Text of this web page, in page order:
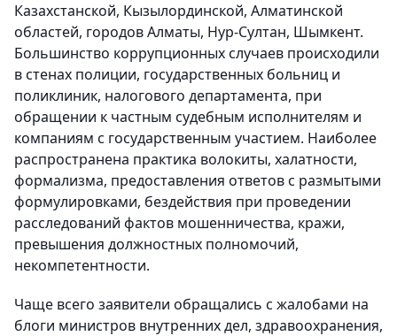
Казахстанской, Кызылординской, Алматинской
областей, городов Алматы, Нур-Султан, Шымкент.
Большинство коррупционных случаев происходили
в стенах полиции, государственных больниц и
поликлиник, налогового департамента, при
обращении к частным судебным исполнителям и
компаниям с государственным участием. Наиболее
распространена практика волокиты, халатности,
формализма, предоставления ответов с размытыми
формулировками, бездействия при проведении
расследований фактов мошенничества, кражи,
превышения должностных полномочий,
некомпетентности.
Чаще всего заявители обращались с жалобами на
блоги министров внутренних дел, здравоохранения,